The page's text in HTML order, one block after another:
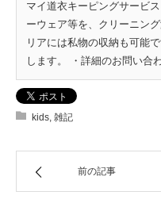
マイ道衣キーピングサービ
ーウェア等を、クリーニン
リアには私物の収納も可能
します。 ・詳細のお問い合
kids 雑記
前の記事